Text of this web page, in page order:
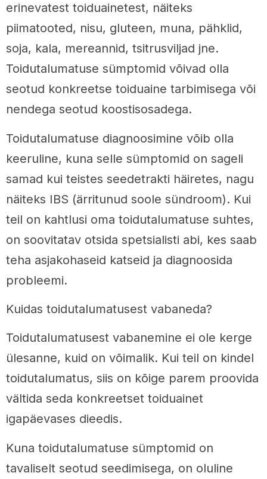
erinevatest toiduainetest, näiteks
piimatooted, nisu, gluteen, muna, pähklid,
soja, kala, mereannid, tsitrusviljad jne.
Toidutalumatuse sümptomid võivad olla
seotud konkreetse toiduaine tarbimisega või
nendega seotud koostisosadega.
Toidutalumatuse diagnoosimine võib olla
keeruline, kuna selle sümptomid on sageli
samad kui teistes seedetrakti häiretes, nagu
näiteks IBS (ärritunud soole sündroom). Kui
teil on kahtlusi oma toidutalumatuse suhtes,
on soovitatav otsida spetsialisti abi, kes saab
teha asjakohaseid katseid ja diagnoosida
probleemi.
Kuidas toidutalumatusest vabaneda?
Toidutalumatusest vabanemine ei ole kerge
ülesanne, kuid on võimalik. Kui teil on kindel
toidutalumatus, siis on kõige parem proovida
vältida seda konkreetset toiduainet
igapäevases dieedis.
Kuna toidutalumatuse sümptomid on
tavaliselt seotud seedimisega, on oluline